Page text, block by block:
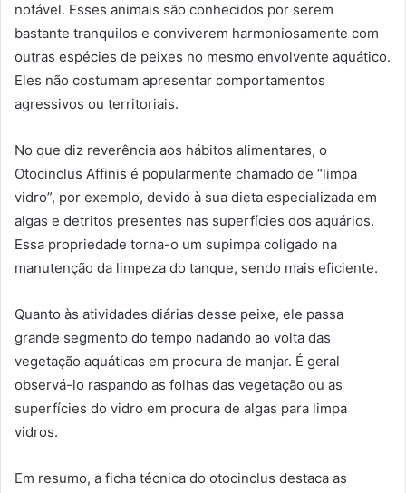
notável. Esses animais são conhecidos por serem
bastante tranquilos e conviverem harmoniosamente com
outras espécies de peixes no mesmo envolvente aquático.
Eles não costumam apresentar comportamentos
agressivos ou territoriais.
No que diz reverência aos hábitos alimentares, o
Otocinclus Affinis é popularmente chamado de “limpa
vidro”, por exemplo, devido à sua dieta especializada em
algas e detritos presentes nas superfícies dos aquários.
Essa propriedade torna-o um supimpa coligado na
manutenção da limpeza do tanque, sendo mais eficiente.
Quanto às atividades diárias desse peixe, ele passa
grande segmento do tempo nadando ao volta das
vegetação aquáticas em procura de manjar. É geral
observá-lo raspando as folhas das vegetação ou as
superfícies do vidro em procura de algas para limpa
vidros.
Em resumo, a ficha técnica do otocinclus destaca as